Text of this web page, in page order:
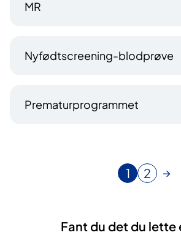
MR
Nyfødtscreening-blodprøve
Prematurprogrammet
N
æ
1
G
i
2
Fant du det du lette